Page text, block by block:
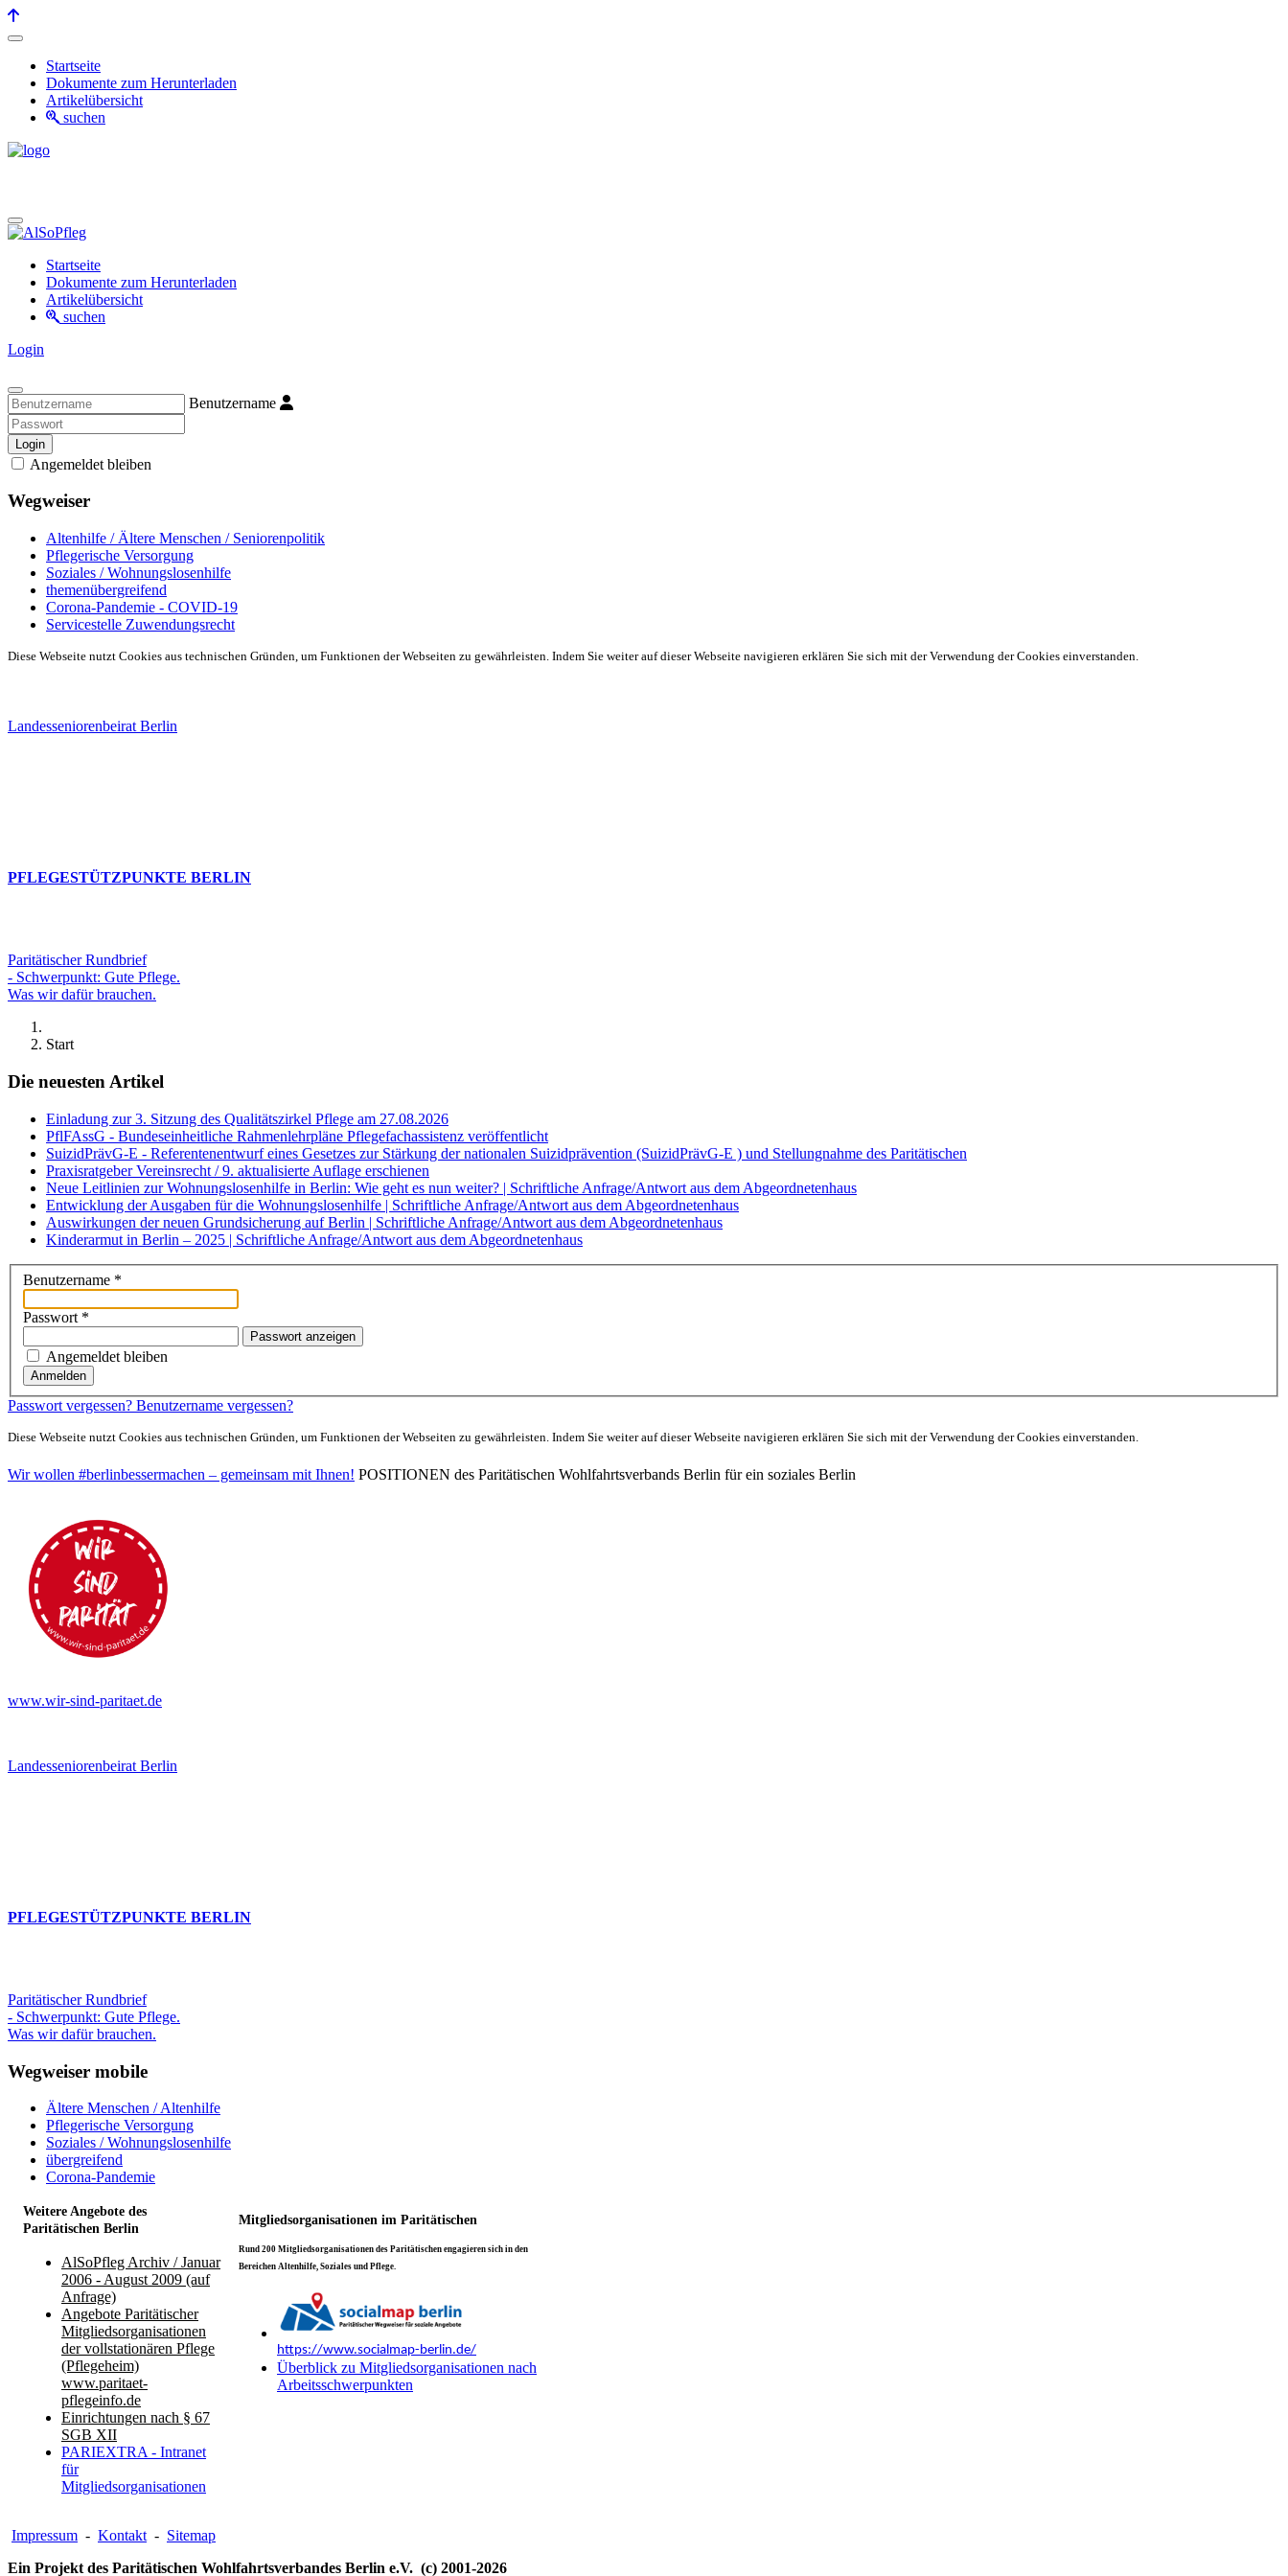
Startseite
Dokumente zum Herunterladen
Artikelübersicht
suchen
Startseite
Dokumente zum Herunterladen
Artikelübersicht
suchen
Login
Benutzername
Login
Angemeldet bleiben
Wegweiser
Altenhilfe / Ältere Menschen / Seniorenpolitik
Pflegerische Versorgung
Soziales / Wohnungslosenhilfe
themenübergreifend
Corona-Pandemie - COVID-19
Servicestelle Zuwendungsrecht
Diese Webseite nutzt Cookies aus technischen Gründen, um Funktionen der Webseiten zu gewährleisten. Indem Sie weiter auf dieser Webseite navigieren erklären Sie sich mit der Verwendung der Cookies einverstanden.
Landesseniorenbeirat Berlin
PFLEGESTÜTZPUNKTE BERLIN
Paritätischer Rundbrief
- Schwerpunkt: Gute Pflege.
Was wir dafür brauchen.
Start
Die neuesten Artikel
Einladung zur 3. Sitzung des Qualitätszirkel Pflege am 27.08.2026
PflFAssG - Bundeseinheitliche Rahmenlehrpläne Pflegefachassistenz veröffentlicht
SuizidPrävG-E - Referentenentwurf eines Gesetzes zur Stärkung der nationalen Suizidprävention (SuizidPrävG-E ) und Stellungnahme des Paritätischen
Praxisratgeber Vereinsrecht / 9. aktualisierte Auflage erschienen
Neue Leitlinien zur Wohnungslosenhilfe in Berlin: Wie geht es nun weiter? | Schriftliche Anfrage/Antwort aus dem Abgeordnetenhaus
Entwicklung der Ausgaben für die Wohnungslosenhilfe | Schriftliche Anfrage/Antwort aus dem Abgeordnetenhaus
Auswirkungen der neuen Grundsicherung auf Berlin | Schriftliche Anfrage/Antwort aus dem Abgeordnetenhaus
Kinderarmut in Berlin – 2025 | Schriftliche Anfrage/Antwort aus dem Abgeordnetenhaus
Benutzername *
Passwort *
Passwort anzeigen
Angemeldet bleiben
Anmelden
Passwort vergessen? Benutzername vergessen?
Diese Webseite nutzt Cookies aus technischen Gründen, um Funktionen der Webseiten zu gewährleisten. Indem Sie weiter auf dieser Webseite navigieren erklären Sie sich mit der Verwendung der Cookies einverstanden.
Wir wollen #berlinbessermachen – gemeinsam mit Ihnen! POSITIONEN des Paritätischen Wohlfahrtsverbands Berlin für ein soziales Berlin
www.wir-sind-paritaet.de
Landesseniorenbeirat Berlin
PFLEGESTÜTZPUNKTE BERLIN
Paritätischer Rundbrief
- Schwerpunkt: Gute Pflege.
Was wir dafür brauchen.
Wegweiser mobile
Ältere Menschen / Altenhilfe
Pflegerische Versorgung
Soziales / Wohnungslosenhilfe
übergreifend
Corona-Pandemie
Weitere Angebote des
Paritätischen Berlin
Mitgliedsorganisationen im Paritätischen
AlSoPfleg Archiv / Januar
2006 - August 2009 (auf
Anfrage)
Angebote Paritätischer
Mitgliedsorganisationen
der vollstationären Pflege
(Pflegeheim)
www.paritaet-
pflegeinfo.de
Einrichtungen nach § 67
SGB XII
PARIEXTRA - Intranet
für
Mitgliedsorganisationen
Rund 200 Mitgliedsorganisationen des Paritätischen engagieren sich in den
Bereichen Altenhilfe, Soziales und Pflege.
https://www.socialmap-berlin.de/
Überblick zu Mitgliedsorganisationen nach
Arbeitsschwerpunkten
Impressum - Kontakt - Sitemap
Ein Projekt des Paritätischen Wohlfahrtsverbandes Berlin e.V. (c) 2001-2026